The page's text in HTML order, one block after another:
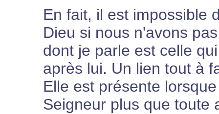
En fait, il est impossible
Dieu si nous n'avons
dont je parle est celle
après lui. Un lien tout à
Elle est présente
Seigneur plus que toute